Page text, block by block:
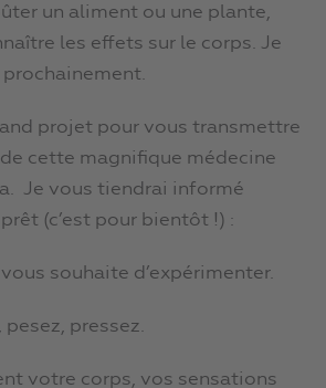
un aliment ou une plante,
les effets sur le corps. Je
projet pour vous transmettre
cette magnifique médecine
Je vous tiendrai informé
(c’est pour bientôt !) :
souhaite d’expérimenter.
pesez, pressez.
votre corps, vos sensations